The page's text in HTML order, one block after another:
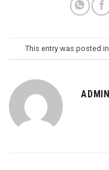
This entry was posted in
ADMIN